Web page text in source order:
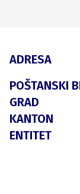
ADRESA
POŠTANSKI
GRAD
KANTON
ENTITET